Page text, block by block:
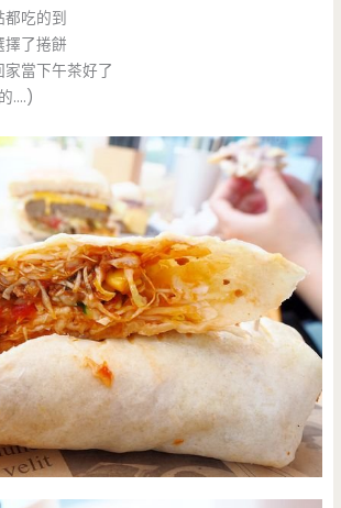
吃的到
擇了捲餅
當下午茶好了
….)